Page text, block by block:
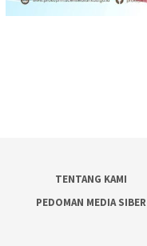
TENTANG KAMI
PEDOMAN MEDIA SIBER